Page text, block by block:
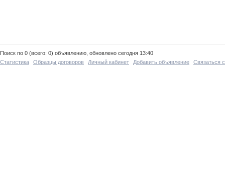
Поиск по 0 (всего: 0) объявлению, обновлено сегодня 13:40
Статистика
Образцы договоров Личный кабинет Добавить объявление Связаться